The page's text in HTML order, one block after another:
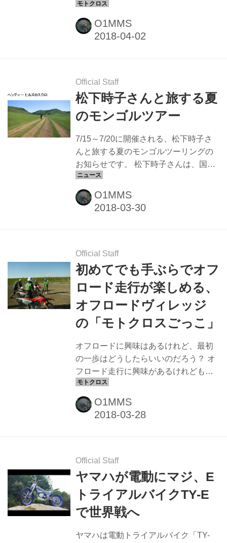
く展示されました。 その中から、今回
は全日本モトクロス選手権に参戦した
ヤマハファクトリーマシン
2017年の全日本モトクロス選手権に
「YAMAHA FACTORY RACING
TEAM」としてファクトリーチームで
参戦しました。 IA1クラスにはファクト
が、IA2クラスにはファクトリーマシン
「YZ250FM」で渡辺祐介選手が参...
O1MMS
Official Staff
松下時子さんと旅する夏
のモンゴルツアー
7/15～7/20に開催される、松下時子さ
んと旅する夏のモンゴルツーリングの
お知らせです。 松下時子さんは、国内
外の林道を走り、バイク雑誌などの寄
稿も数多いオフロードライダーです。
モンゴルも度々訪れその魅力を発信し
フロードバイクでツーリングするとい
うもの。 ツアー開催の7月は高山植物
が咲き誇り、夢の中のような美しい景
色を走ることができます。 5泊6日のツ
アーは、航空券、宿泊(ホテルとゲルを
モチーフにした公共宿泊施設)代、バイ
ク、日本語通訳とコックの同行、サポ
ートカー、至れり尽くせ...
O1MMS
Official Staff
初めてでも手ぶらでオフ
ロード走行が楽しめる、
オフロードヴィレッジ
の「モトクロスごっこ」
オフロードに興味はあるけれど、最初
の一歩はどうしたらいいのだろう？ オ
フロード走行に興味があるけれども、
なかなか踏み出す勇気が無い方も多い
と思います。 オフロードを走るにはオ
フロードバイクも必要だし、ブーツや
の？ そういったことに不安を感じる方
も多いでしょう。 そのような方に最適
のオフロード体験として、会場に手ぶ
らで行くだけでOKのオフロードヴィレ
ッジの「モトクロスごっこ」をご紹介
適！！手ぶらで楽しめる「モトクロス
O1MMS
Official Staff
ヤマハが電動にマジ、E
トライアルバイクTY-E
で世界戦へ
ヤマハは電動トライアルバイク「TY-